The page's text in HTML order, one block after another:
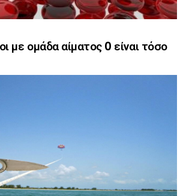
με ομάδα αίματος 0 είναι τόσο